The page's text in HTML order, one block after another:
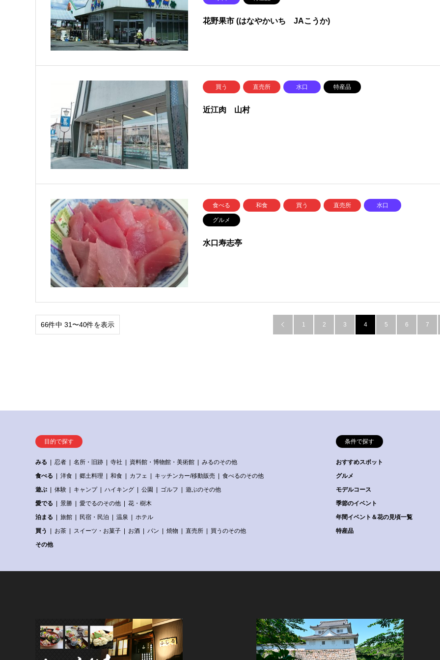
花野果市 (はなやかいち JAこうか)
買う 直売所 水口 特産品
近江肉 山村
食べる 和食 買う 直売所 水口
グルメ
水口寿志亭
66件中 31〜40件を表示  1 2 3 4 5 6 7
目的で探す
みる 忍者 名所・旧跡 寺社 資料館・博物館・美術館
みるのその他
食べる
洋食 郷土料理 和食 カフェ キッチンカー/移動販売
食べるのその他
遊ぶ
体験 キャンプ ハイキング 公園 ゴルフ
遊ぶのその他
愛でる
景勝 愛でるのその他
花・樹木
泊まる
旅館 民宿・民泊 温泉
ホテル
買う
お茶 スイーツ・お菓子 お酒 パン 焼物 直売所
買うのその他
その他
条件で探す
おすすめスポット
グルメ
モデルコース
季節のイベント
年間イベント＆花の見頃一覧
特産品